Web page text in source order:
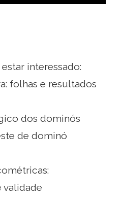
interessado:
folhas e resultados
dos dominós
de dominó
validade